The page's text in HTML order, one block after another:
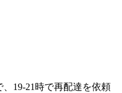
19-21時で再配達を依頼